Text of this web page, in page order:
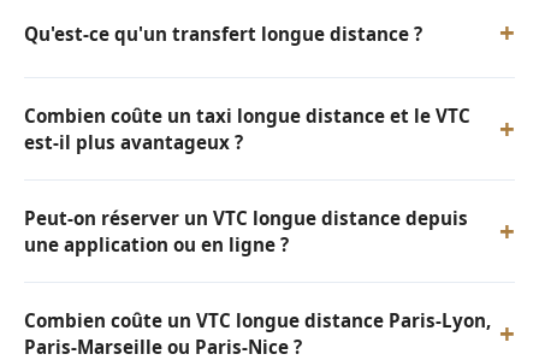
Qu'est-ce qu'un transfert longue distance ? +
Combien coûte un taxi longue distance et le VTC
est-il plus avantageux ?
+
Peut-on réserver un VTC longue distance depuis
une application ou en ligne ?
+
Combien coûte un VTC longue distance Paris-Lyon,
Paris-Marseille ou Paris-Nice ?
+